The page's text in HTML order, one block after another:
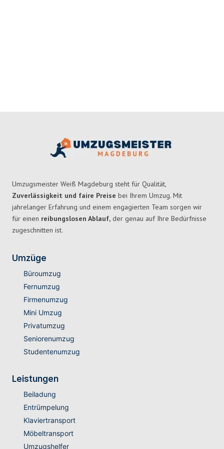
Umzugsmeister Weiß Magdeburg steht für Qualität,
Zuverlässigkeit und faire Preise bei Ihrem Umzug. Mit
jahrelanger Erfahrung und einem engagierten Team sorgen wir
für einen reibungslosen Ablauf, der genau auf Ihre Bedürfnisse
zugeschnitten ist.
Umzüge
Büroumzug
Fernumzug
Firmenumzug
Mini Umzug
Privatumzug
Seniorenumzug
Studentenumzug
Leistungen
Beiladung
Entrümpelung
Klaviertransport
Möbeltransport
Umzugshelfer